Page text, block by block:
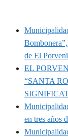
de El
EL
“SANTA
en tres años